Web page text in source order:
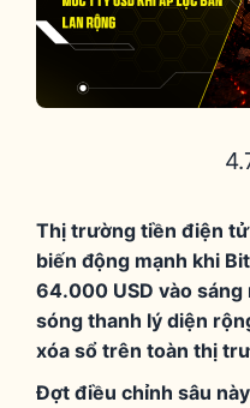
Thị trường tiền điện
biến động mạnh khi
64.000 USD vào
sóng thanh lý diện
xóa sổ trên toàn thị
Đợt điều chỉnh sâu